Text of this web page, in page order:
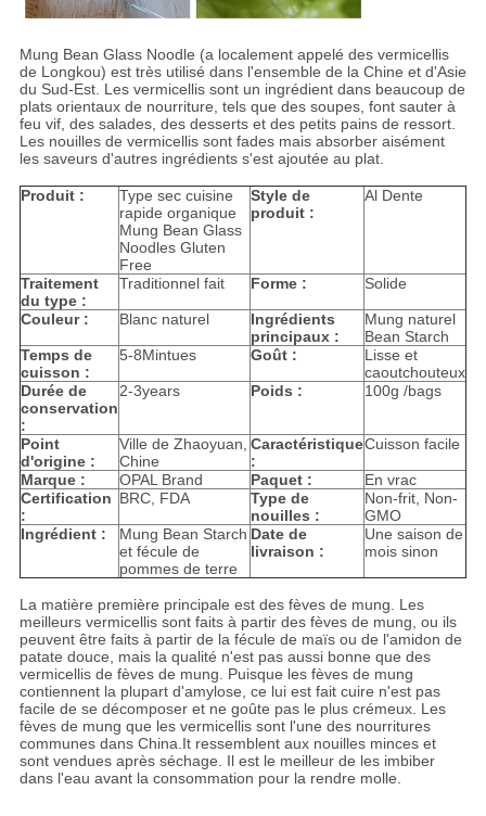
Mung Bean Glass Noodle (a localement appelé des vermicellis
de Longkou) est très utilisé dans l'ensemble de la Chine et d'Asie
du Sud-Est. Les vermicellis sont un ingrédient dans beaucoup de
plats orientaux de nourriture, tels que des soupes, font sauter à
feu vif, des salades, des desserts et des petits pains de ressort.
Les nouilles de vermicellis sont fades mais absorber aisément
les saveurs d'autres ingrédients s'est ajoutée au plat.
Produit :
Type sec cuisine
rapide organique
Mung Bean Glass
Noodles Gluten
Free
Style de
produit :
Al Dente
Traitement
du type :
Traditionnel fait Forme : Solide
Couleur : Blanc naturel
Ingrédients
principaux :
Mung naturel
Bean Starch
Temps de
cuisson :
5-8Mintues Goût :
Lisse et
caoutchouteux
Durée de
conservation
:
2-3years Poids : 100g /bags
Point
d'origine :
Ville de Zhaoyuan,
Chine
Caractéristique
:
Cuisson facile
Marque : OPAL Brand Paquet :
En vrac
Certification
:
BRC, FDA
Type de
nouilles :
Non-frit, Non-
GMO
Ingrédient :
Mung Bean Starch
et fécule de
pommes de terre
Date de
livraison :
Une saison de
mois sinon
La matière première principale est des fèves de mung. Les
meilleurs vermicellis sont faits à partir des fèves de mung, ou ils
peuvent être faits à partir de la fécule de maïs ou de l'amidon de
patate douce, mais la qualité n'est pas aussi bonne que des
vermicellis de fèves de mung. Puisque les fèves de mung
contiennent la plupart d'amylose, ce lui est fait cuire n'est pas
facile de se décomposer et ne goûte pas le plus crémeux. Les
fèves de mung que les vermicellis sont l'une des nourritures
communes dans China.It ressemblent aux nouilles minces et
sont vendues après séchage. Il est le meilleur de les imbiber
dans l'eau avant la consommation pour la rendre molle.